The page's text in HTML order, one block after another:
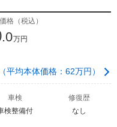
格（税込）
.0万円
平均本体価格：62万円）
車検
検整備付
修復歴
なし